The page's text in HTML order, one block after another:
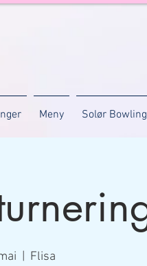
Meny Solør
Flisa